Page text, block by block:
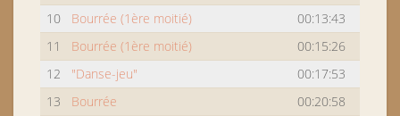
10
Bourrée (1ère moitié)
00:13:43
11
Bourrée (1ère moitié)
00:15:26
12
"Danse-jeu"
00:17:53
13
Bourrée
00:20:58